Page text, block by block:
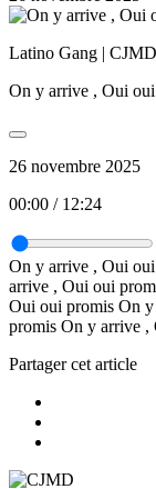
Latino Gang |
On y arrive , Oui
26 novembre 2025
00:00 / 12:24
On y arrive , Oui
arrive , Oui oui
Oui oui promis On
promis On y arrive ,
Partager cet article